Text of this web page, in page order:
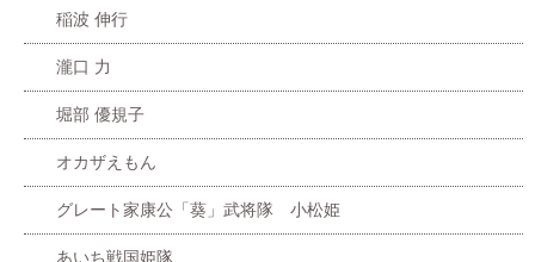
稲波 伸行
瀧口 力
堀部 優規子
オカザえもん
グレート家康公「葵」武将隊 小松姫
あいち戦国姫隊